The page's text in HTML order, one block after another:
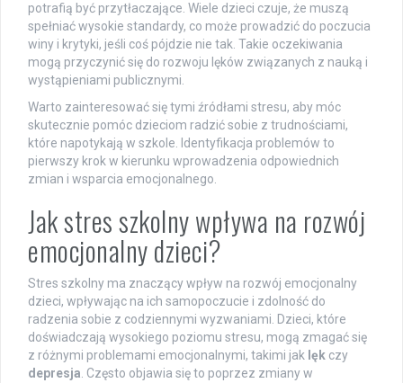
potrafią być przytłaczające. Wiele dzieci czuje, że muszą
spełniać wysokie standardy, co może prowadzić do poczucia
winy i krytyki, jeśli coś pójdzie nie tak. Takie oczekiwania
mogą przyczynić się do rozwoju lęków związanych z nauką i
wystąpieniami publicznymi.
Warto zainteresować się tymi źródłami stresu, aby móc
skutecznie pomóc dzieciom radzić sobie z trudnościami,
które napotykają w szkole. Identyfikacja problemów to
pierwszy krok w kierunku wprowadzenia odpowiednich
zmian i wsparcia emocjonalnego.
Jak stres szkolny wpływa na rozwój
emocjonalny dzieci?
Stres szkolny ma znaczący wpływ na rozwój emocjonalny
dzieci, wpływając na ich samopoczucie i zdolność do
radzenia sobie z codziennymi wyzwaniami. Dzieci, które
doświadczają wysokiego poziomu stresu, mogą zmagać się
z różnymi problemami emocjonalnymi, takimi jak lęk czy
depresja. Często objawia się to poprzez zmiany w